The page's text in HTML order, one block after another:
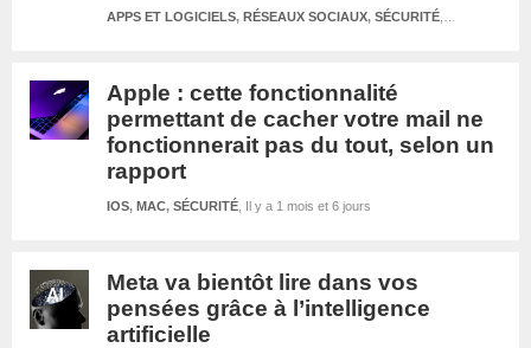
APPS ET LOGICIELS, RÉSEAUX SOCIAUX, SÉCURITÉ
Apple : cette fonctionnalité
permettant de cacher votre mail ne
fonctionnerait pas du tout, selon un
rapport
Il y a 1 mois et 6 jours
IOS, MAC, SÉCURITÉ
Meta va bientôt lire dans vos
pensées grâce à l’intelligence
artificielle